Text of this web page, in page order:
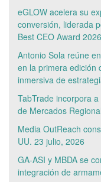
eGLOW acelera su
conversión, liderada
Best CEO Award 2026
Antonio Sola reúne
en la primera edición
inmersiva de
TabTrade incorpora
de Mercados
Media OutReach
UU. 23 julio, 2026
GA-ASI y MBDA se
integración de